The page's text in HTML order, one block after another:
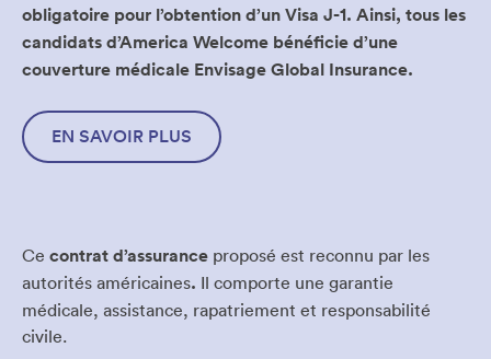
obligatoire pour l’obtention d’un Visa J-1. Ainsi, tous les
candidats d’America Welcome bénéficie d’une
couverture médicale Envisage Global Insurance.
EN SAVOIR PLUS
Ce contrat d’assurance proposé est reconnu par les
autorités américaines. Il comporte une garantie
médicale, assistance, rapatriement et responsabilité
civile.